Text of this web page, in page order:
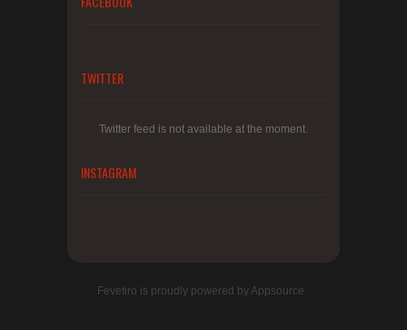
TWITTER
Twitter feed is not available at the moment.
INSTAGRAM
Fevetiro is proudly powered byAppsource